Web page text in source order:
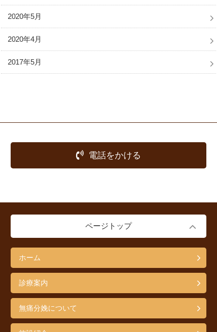
2020年5月
2020年4月
2017年5月
電話をかける
ページトップ
ホーム
診療案内
無痛分娩について